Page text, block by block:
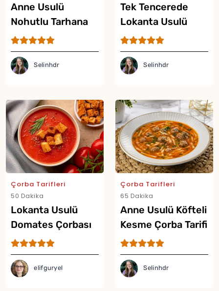
Anne Usulü
Nohutlu Tarhana
Çorbası Tarifi
Selinhdr
Tek Tencerede
Lokanta Usulü
Mercimek Çorbası
Tarifi
Selinhdr
Çorba Tarifleri
50 Dakika
Lokanta Usulü
Domates Çorbası
Tarifi
elifguryel
Çorba Tarifleri
65 Dakika
Anne Usulü Köfteli
Kesme Çorba Tarifi
Selinhdr